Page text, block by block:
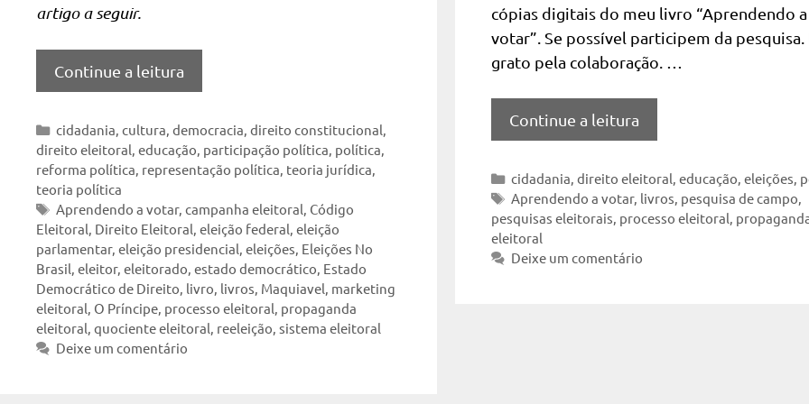
artigo a seguir.
Continue a leitura
Categorias
cidadania ,cultura ,democracia ,direito constitucional
direito eleitoral educação participação política política
reforma política representação política teoria jurídica
teoria política
Tags
Aprendendo a votar,campanha eleitoral Código
Eleitoral Direito Eleitoral eleição federal eleição
parlamentar, eleição presidencial eleições Eleições No
Brasil eleitor, eleitorado estado democrático Estado
Democrático de Direito livro livros Maquiavel marketing
eleitoral O Príncipe processo eleitoral propaganda
eleitoral quociente eleitoral reeleição sistema eleitoral
Deixe um comentário
cópias digitais do meu livro “Aprendendo a
votar”. Se possível participem da pesquisa.
grato pela colaboração. …
Continue a leitura
Categorias
cidadania ,direito eleitoral ,educação ,eleições
Tags
Aprendendo a votar, livros pesquisa de campo
pesquisas eleitorais processo eleitoral
eleitoral
Deixe um comentário